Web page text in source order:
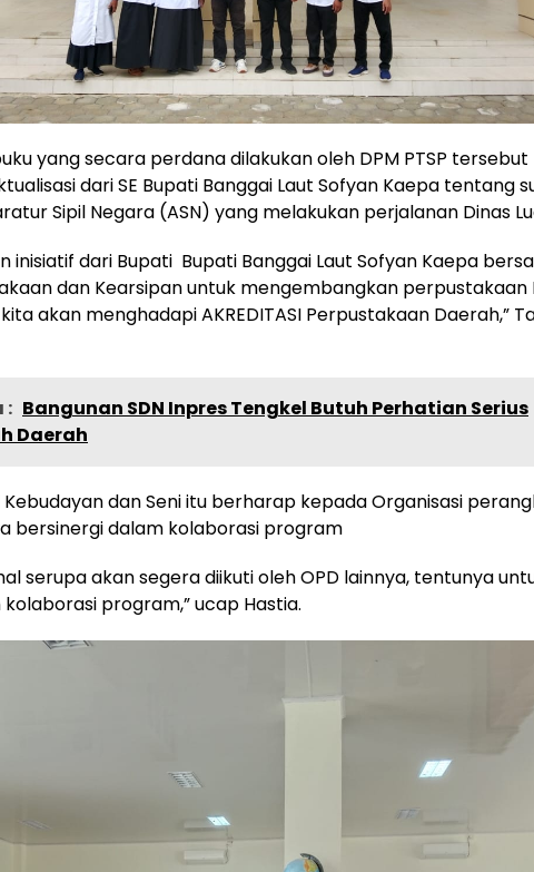
yang secara perdana dilakukan oleh DPM PTSP tersebut
dari SE Bupati Banggai Laut Sofyan Kaepa tentang
Sipil Negara (ASN) yang melakukan perjalanan Dinas
inisiatif dari Bupati Bupati Banggai Laut Sofyan Kaepa
dan Kearsipan untuk mengembangkan perpustakaan
akan menghadapi AKREDITASI Perpustakaan Daerah,”
: Bangunan SDN Inpres Tengkel Butuh Perhatian Serius
Daerah
dan Seni itu berharap kepada Organisasi
bersinergi dalam kolaborasi program
serupa akan segera diikuti oleh OPD lainnya, tentunya
program,” ucap Hastia.